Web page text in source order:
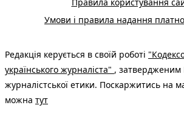
Умови і правила надання
Редакція керується в своїй роботі
українського журналіста" , затвердженим
журналістської етики. Поскаржитись на
можна тут